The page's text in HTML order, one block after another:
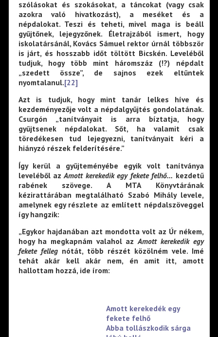
szólásokat és szokásokat, a táncokat (vagy csak
azokra való hivatkozást), a meséket és a
népdalokat. Teszi és teheti, mivel maga is beáll
gyűjtőnek, lejegyzőnek. Életrajzából ismert, hogy
iskolatársánál, Kovács Sámuel rektor úrnál többször
is járt, és hosszabb időt töltött Bicskén. Leveléből
tudjuk, hogy több mint háromszáz (!?) népdalt
„szedett össze”, de sajnos ezek eltűntek
nyomtalanul.[22]
Azt is tudjuk, hogy mint tanár lelkes híve és
kezdeményezője volt a népdalgyűjtés gondolatának.
Csurgón „tanítványait is arra bíztatja, hogy
gyűjtsenek népdalokat. Sőt, ha valamit csak
töredékesen tud lejegyezni, tanítványait kéri a
hiányzó részek felderítésére.”
Így kerül a gyűjteményébe egyik volt tanítványa
leveléből azAmott kerekedik egy fekete felhő… kezdetű
rabének szövege. A MTA Könyvtárának
kézirattárában megtalálható Szabó Mihály levele,
amelynek egy részlete az említett népdalszöveggel
így hangzik:
„Egykor hajdanában azt mondotta volt az Úr nékem,
hogy ha megkapnám valahol azAmott kerekedik egy
fekete fellegnótát, több részét közölném vele. Imé
tehát akár kell akár nem, én amit itt, amott
hallottam hozzá, ide írom:
Amott kerekedék egy
fekete felhő
Abba tollászkodik sárga